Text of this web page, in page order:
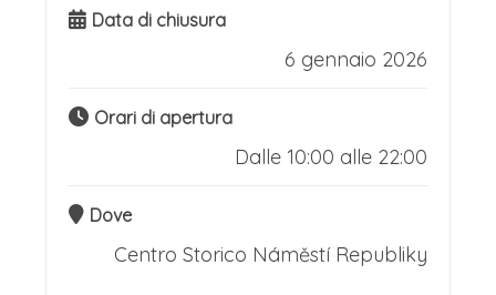
Data di chiusura
6 gennaio 2026
Orari di apertura
Dalle 10:00 alle 22:00
Dove
Centro Storico Náměstí Republiky